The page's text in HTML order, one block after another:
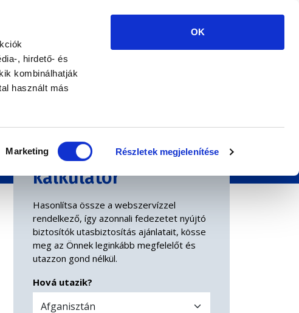
, hirdető- és
kombinálhatják
használt más
Marketing Részletek megjelenítése
OK
E-UTAS.HU BYEURORISK
KÁRBEJELENTÉS
Utasbiztosítás
kalkulátor
Hasonlítsa össze a webszervízzel
rendelkező, így azonnali fedezetet nyújtó
biztosítók utasbiztosítás ajánlatait, kösse
meg az Önnek leginkább megfelelőt és
utazzon gond nélkül.
Hová utazik?